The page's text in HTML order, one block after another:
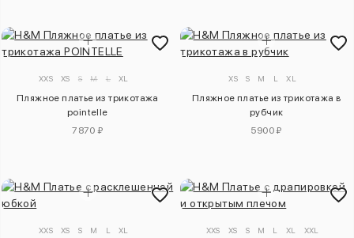
XXS XS S M L XL
Пляжное платье из трикотажа
pointelle
7870 ₽
XS S M L XL
Пляжное платье из трикотажа в
рубчик
5900 ₽
XXS XS S M L XL XXS XS S M L XL XXL